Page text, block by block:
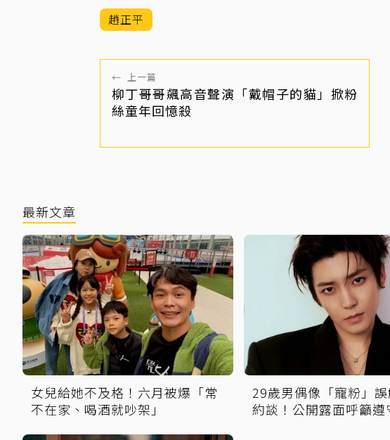
趙正平
← 上一篇
柳丁哥哥飆高音聲演「戴帽子的貓」掀粉
絲童年回憶殺
最新文章
女兒給她不及格！六月被爆「常
不在家、喝酒就吵架」
29歲男偶像「寵粉」
約談！公開露面呼籲遵